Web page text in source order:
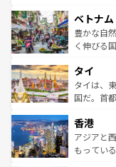
参照してほ
容にもい
照してほ
き、地方
できる。
まで、さ
リティに
覧を参照
ベトナム
豊かな自
く伸びる
急速な発
ーチミン
醸し出し
とつ。フ
ひ現地で
が旅行者
タイ
タイは、
国だ。首
の活気が
帯で自然
いビーチ
香港
アジアと
もってい